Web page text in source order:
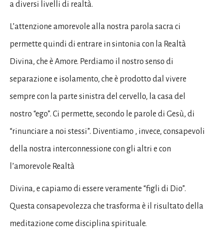
a diversi livelli di realtà.
L’attenzione amorevole alla nostra parola sacra ci
permette quindi di entrare in sintonia con la Realtà
Divina, che è Amore. Perdiamo il nostro senso di
separazione e isolamento, che è prodotto dal vivere
sempre con la parte sinistra del cervello, la casa del
nostro “ego”. Ci permette, secondo le parole di Gesù, di
“rinunciare a noi stessi”. Diventiamo , invece, consapevoli
della nostra interconnessione con gli altri e con
l’amorevole Realtà
Divina, e capiamo di essere veramente “figli di Dio”.
Questa consapevolezza che trasforma è il risultato della
meditazione come disciplina spirituale.